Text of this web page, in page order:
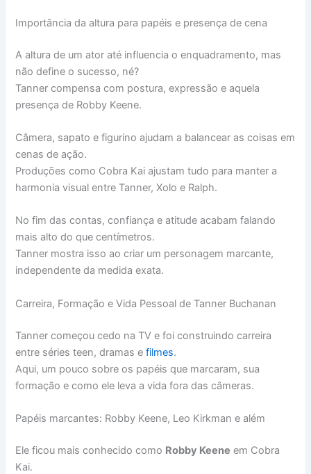
Importância da altura para papéis e presença de cena
A altura de um ator até influencia o enquadramento, mas
não define o sucesso, né?
Tanner compensa com postura, expressão e aquela
presença de Robby Keene.
Câmera, sapato e figurino ajudam a balancear as coisas em
cenas de ação.
Produções como Cobra Kai ajustam tudo para manter a
harmonia visual entre Tanner, Xolo e Ralph.
No fim das contas, confiança e atitude acabam falando
mais alto do que centímetros.
Tanner mostra isso ao criar um personagem marcante,
independente da medida exata.
Carreira, Formação e Vida Pessoal de Tanner Buchanan
Tanner começou cedo na TV e foi construindo carreira
entre séries teen, dramas efilmes.
Aqui, um pouco sobre os papéis que marcaram, sua
formação e como ele leva a vida fora das câmeras.
Papéis marcantes: Robby Keene, Leo Kirkman e além
Ele ficou mais conhecido como Robby Keene em Cobra
Kai.